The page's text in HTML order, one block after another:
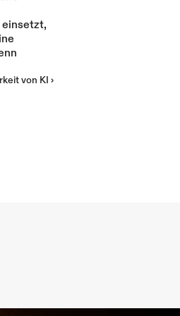
einsetzt,
von KI ›